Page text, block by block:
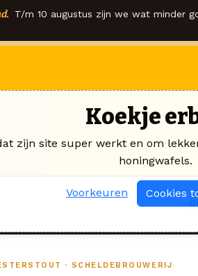
T/m 10 augustus zijn we wat minder
· SCHELDEBROUWERIJ
Koekje
zijn site super werkt en om
honingwafels.
Voorkeuren Cookies